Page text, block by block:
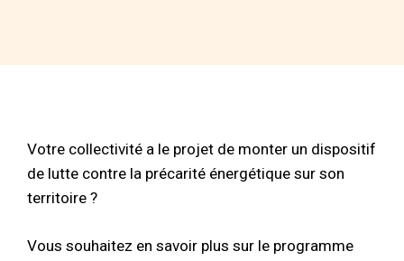
Votre collectivité a le projet de monter un dispositif
de lutte contre la précarité énergétique sur son
territoire ?
Vous souhaitez en savoir plus sur le programme